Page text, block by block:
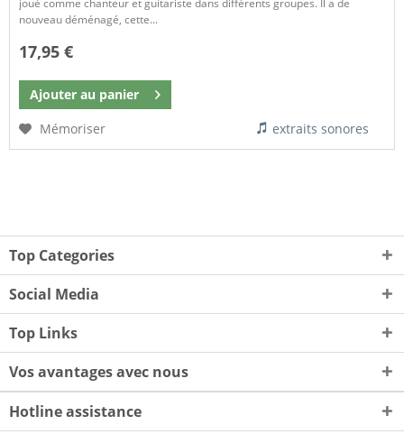
joué comme chanteur et guitariste dans différents groupes. Il a de
nouveau déménagé, cette...
17,95 €
Ajouter au panier
Mémoriser
extraits sonores
Top Categories
Social Media
Top Links
Vos avantages avec nous
Hotline assistance